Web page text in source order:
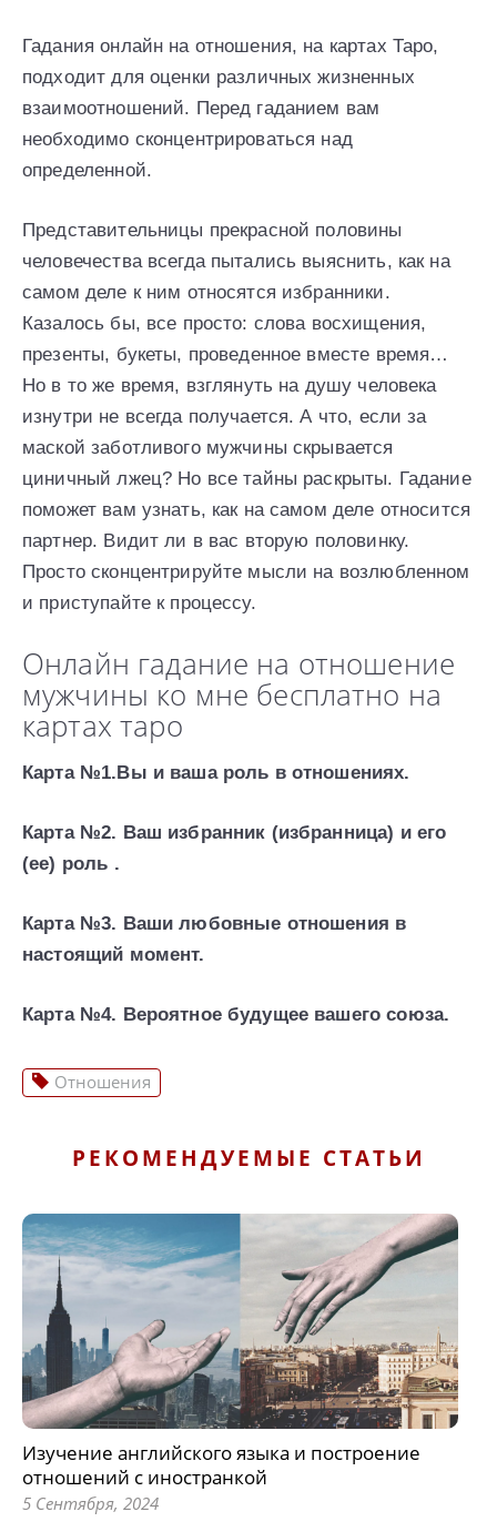
Гадания онлайн на отношения, на картах Таро,
подходит для оценки различных жизненных
взаимоотношений. Перед гаданием вам
необходимо сконцентрироваться над
определенной.
Представительницы прекрасной половины
человечества всегда пытались выяснить, как на
самом деле к ним относятся избранники.
Казалось бы, все просто: слова восхищения,
презенты, букеты, проведенное вместе время…
Но в то же время, взглянуть на душу человека
изнутри не всегда получается. А что, если за
маской заботливого мужчины скрывается
циничный лжец? Но все тайны раскрыты. Гадание
поможет вам узнать, как на самом деле относится
партнер. Видит ли в вас вторую половинку.
Просто сконцентрируйте мысли на возлюбленном
и приступайте к процессу.
Онлайн гадание на отношение
мужчины ко мне бесплатно на
картах таро
Карта №1.Вы и ваша роль в отношениях.
Карта №2. Ваш избранник (избранница) и его
(ее) роль .
Карта №3. Ваши любовные отношения в
настоящий момент.
Карта №4. Вероятное будущее вашего союза.
Отношения
РЕКОМЕНДУЕМЫЕ СТАТЬИ
Изучение английского языка и построение
отношений с иностранкой
5 Сентября, 2024